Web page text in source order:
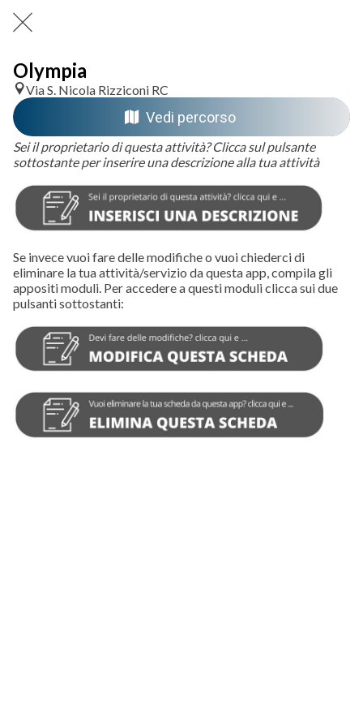
Olympia
Via S. Nicola Rizziconi RC
Vedi percorso
Sei il proprietario di questa attività? Clicca sul pulsante
sottostante per inserire una descrizione alla tua attività
Se invece vuoi fare delle modifiche o vuoi chiederci di
eliminare la tua attività/servizio da questa app, compila gli
appositi moduli. Per accedere a questi moduli clicca sui due
pulsanti sottostanti: